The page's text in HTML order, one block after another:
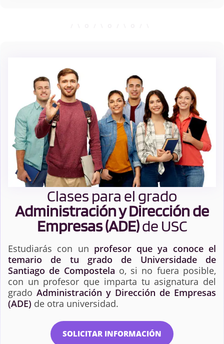
Clases para el grado
Administración y Dirección de
Empresas (ADE)de USC
Estudiarás con un profesor que ya conoce el
temario de tu grado de Universidade de
Santiago de Compostela o, si no fuera posible,
con un profesor que imparta tu asignatura del
grado Administración y Dirección de Empresas
(ADE) de otra universidad.
SOLICITAR INFORMACIÓN